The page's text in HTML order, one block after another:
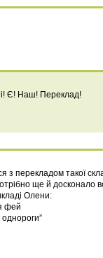
Є! Наш! Переклад!
перекладом такої
ще й досконало
Олени:
фей
однороги”